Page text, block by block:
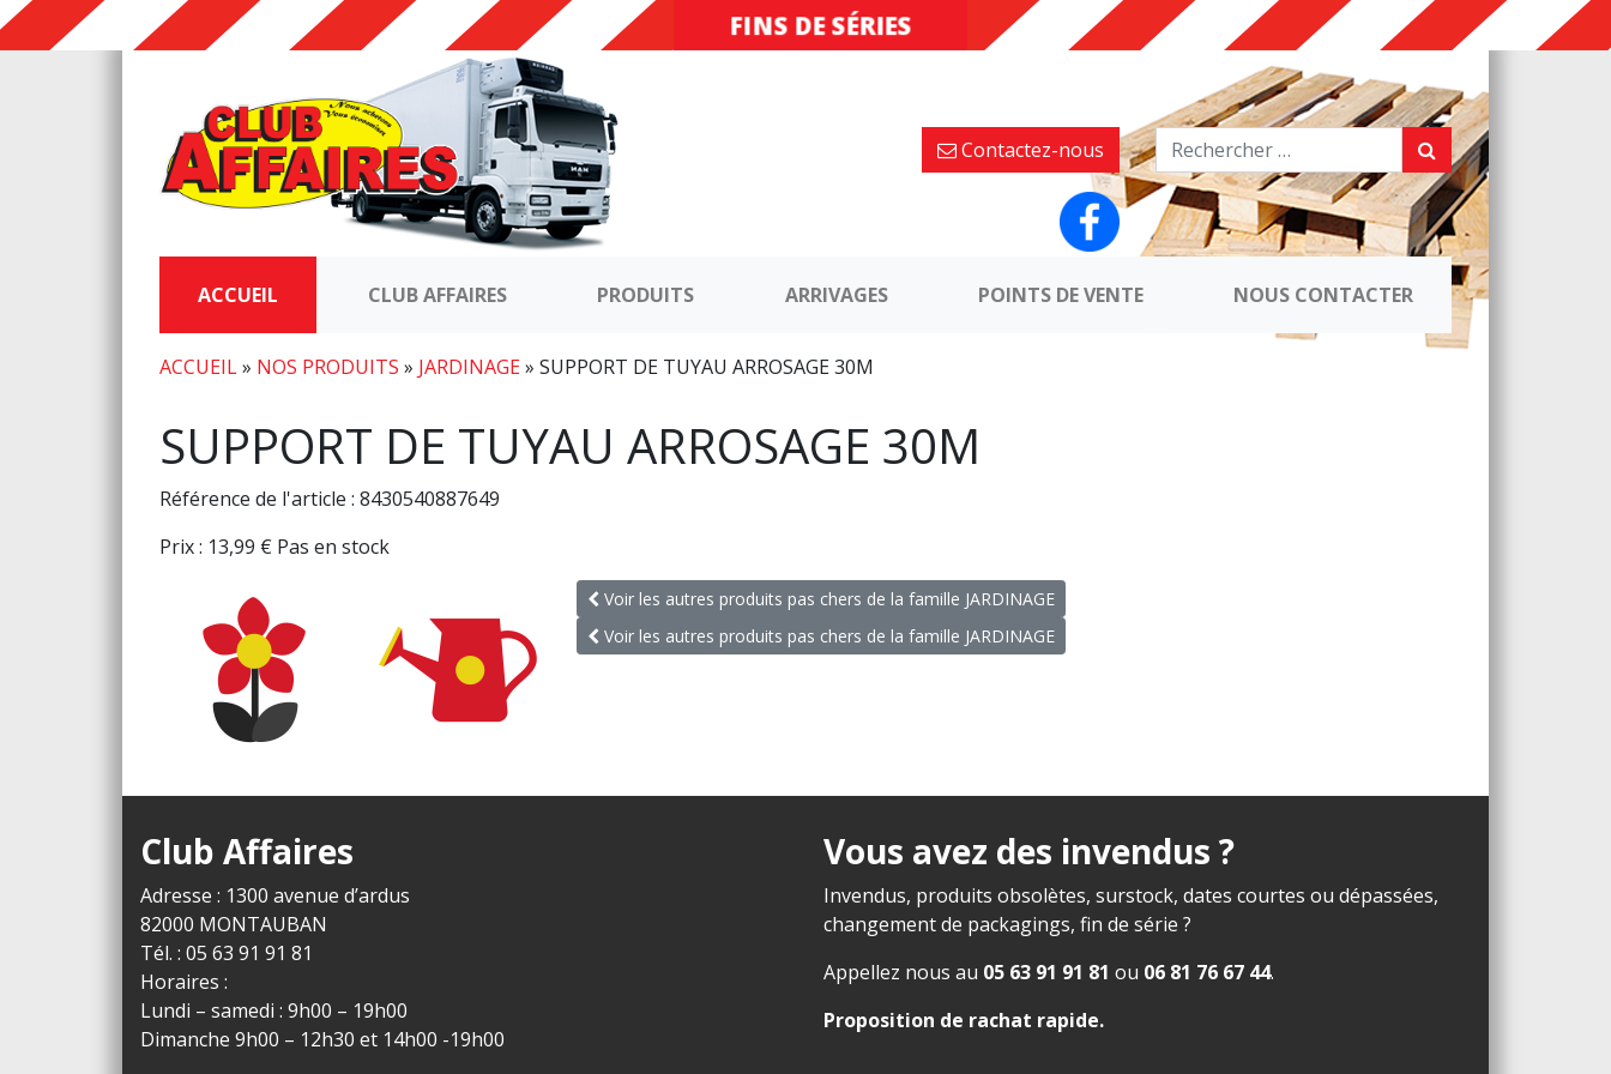
DESTOCKAGE
FINS DE SÉRIES
Contactez-nous
ACCUEIL CLUB AFFAIRES PRODUITS ARRIVAGES POINTS DE VENTE NOUS CONTACTER
ACCUEIL» NOS PRODUITS » JARDINAGE» SUPPORT DE TUYAU ARROSAGE 30M
SUPPORT DE TUYAU ARROSAGE 30M
Référence de l'article : 8430540887649
Prix : 13,99 € Pas en stock
Voir les autres produits pas chers de la famille JARDINAGE
Voir les autres produits pas chers de la famille JARDINAGE
Club Affaires
Adresse : 1300 avenue d’ardus
82000 MONTAUBAN
Tél. : 05 63 91 91 81
Horaires :
Lundi – samedi : 9h00 – 19h00
Dimanche 9h00 – 12h30 et 14h00 -19h00
Vous avez des invendus ?
Invendus, produits obsolètes, surstock, dates courtes ou dépassées,
changement de packagings, fin de série ?
Appellez nous au 05 63 91 91 81 ou 06 81 76 67 44.
Proposition de rachat rapide.